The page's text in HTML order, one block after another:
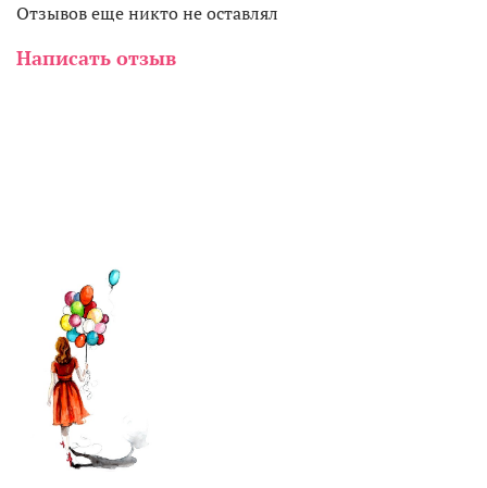
Отзывов еще никто не оставлял
Написать отзыв